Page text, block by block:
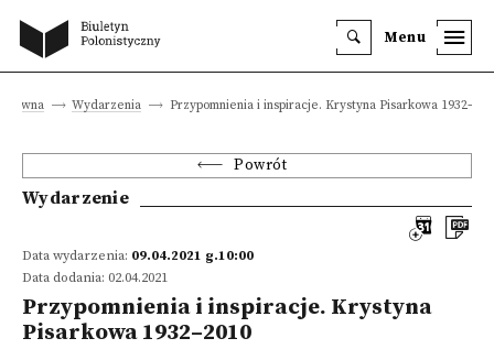
Menu
Wydarzenia Przypomnienia i inspiracje. Krystyna Pisarkowa
Powrót
Wydarzenie
Data wydarzenia: 09.04.2021 g.10:00
Data dodania: 02.04.2021
Przypomnienia i inspiracje. Krystyna
Pisarkowa 1932–2010